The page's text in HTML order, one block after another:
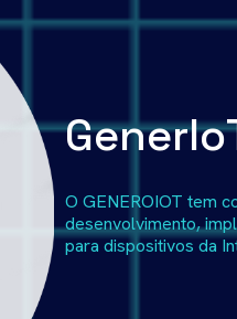
O GENEROIOT tem
desenvolvimento,
para dispositivos da